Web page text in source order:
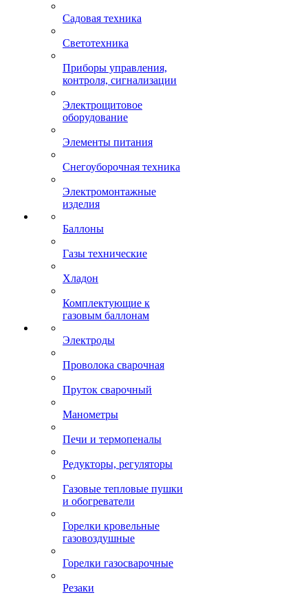
Садовая техника
Светотехника
Приборы управления,
контроля, сигнализации
Электрощитовое
оборудование
Элементы питания
Снегоуборочная техника
Электромонтажные
изделия
Баллоны
Газы технические
Хладон
Комплектующие к
газовым баллонам
Электроды
Проволока сварочная
Пруток сварочный
Манометры
Печи и термопеналы
Редукторы, регуляторы
Газовые тепловые пушки
и обогреватели
Горелки кровельные
газовоздушные
Горелки газосварочные
Резаки